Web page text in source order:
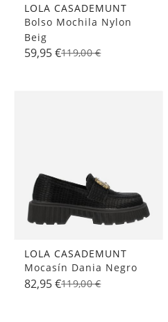
LOLA CASADEMUNT
Bolso Mochila Nylon
Beig
59,95 €119,00 €
LOLA CASADEMUNT
Mocasín Dania Negro
82,95 €119,00 €